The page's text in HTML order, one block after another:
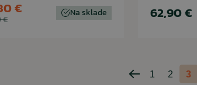
€
€ Na sklade 62,90 €
Predchádzajúca
1 2 3